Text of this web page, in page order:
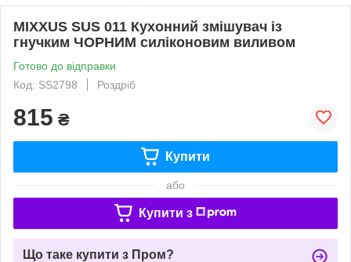
MIXXUS SUS 011 Кухонний змішувач із
гнучким ЧОРНИМ силіконовим виливом
Готово до відправки
Код: SS2798
Роздріб
815 ₴
Купити
або
Купити з
Що таке купити з Пром?